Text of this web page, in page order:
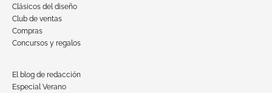
Clásicos del diseño
Club de ventas
Compras
Concursos y regalos
El blog de redacción
Especial Verano